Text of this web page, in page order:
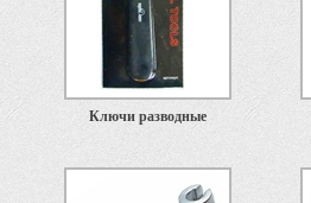
Ключи разводные